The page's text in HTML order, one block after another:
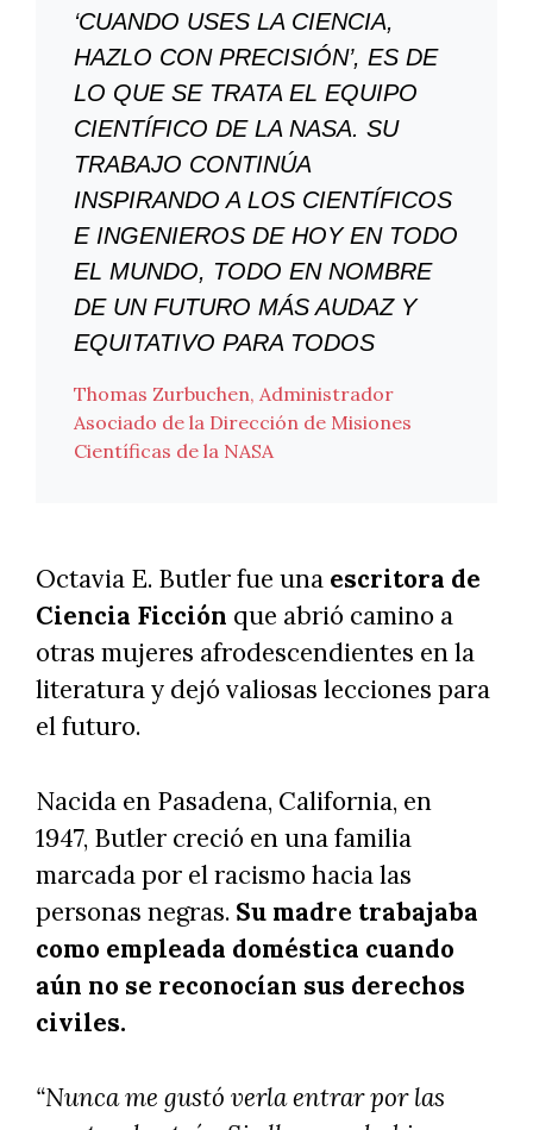
‘CUANDO USES LA CIENCIA,
HAZLO CON PRECISIÓN’, ES DE
LO QUE SE TRATA EL EQUIPO
CIENTÍFICO DE LA NASA. SU
TRABAJO CONTINÚA
INSPIRANDO A LOS CIENTÍFICOS
E INGENIEROS DE HOY EN TODO
EL MUNDO, TODO EN NOMBRE
DE UN FUTURO MÁS AUDAZ Y
EQUITATIVO PARA TODOS
Thomas Zurbuchen, Administrador
Asociado de la Dirección de Misiones
Científicas de la NASA
Octavia E. Butler fue una escritora de
Ciencia Ficción que abrió camino a
otras mujeres afrodescendientes en la
literatura y dejó valiosas lecciones para
el futuro.
Nacida en Pasadena, California, en
1947, Butler creció en una familia
marcada por el racismo hacia las
personas negras. Su madre trabajaba
como empleada doméstica cuando
aún no se reconocían sus derechos
civiles.
“Nunca me gustó verla entrar por las